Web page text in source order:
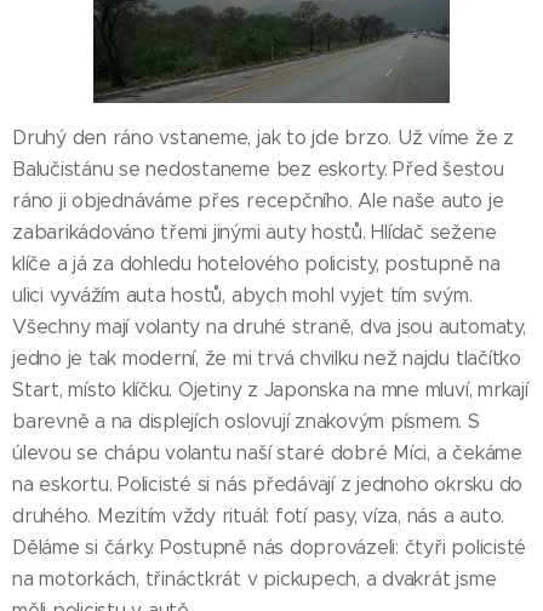
Druhý den ráno vstaneme, jak to jde brzo. Už víme že z
Balučistánu se nedostaneme bez eskorty. Před šestou
ráno ji objednáváme přes recepčního. Ale naše auto je
zabarikádováno třemi jinými auty hostů. Hlídač sežene
klíče a já za dohledu hotelového policisty, postupně na
ulici vyvážím auta hostů, abych mohl vyjet tím svým.
Všechny mají volanty na druhé straně, dva jsou automaty,
jedno je tak moderní, že mi trvá chvilku než najdu tlačítko
Start, místo klíčku. Ojetiny z Japonska na mne mluví, mrkají
barevně a na displejích oslovují znakovým písmem. S
úlevou se chápu volantu naší staré dobré Míci, a čekáme
na eskortu. Policisté si nás předávají z jednoho okrsku do
druhého. Mezitím vždy rituál: fotí pasy, víza, nás a auto.
Děláme si čárky. Postupně nás doprovázeli: čtyři policisté
na motorkách, třináctkrát v pickupech, a dvakrát jsme